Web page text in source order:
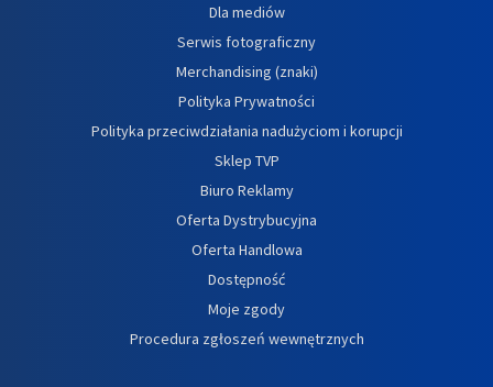
Dla mediów
Serwis fotograficzny
Merchandising (znaki)
Polityka Prywatności
Polityka przeciwdziałania nadużyciom i korupcji
Sklep TVP
Biuro Reklamy
Oferta Dystrybucyjna
Oferta Handlowa
Dostępność
Moje zgody
Procedura zgłoszeń wewnętrznych